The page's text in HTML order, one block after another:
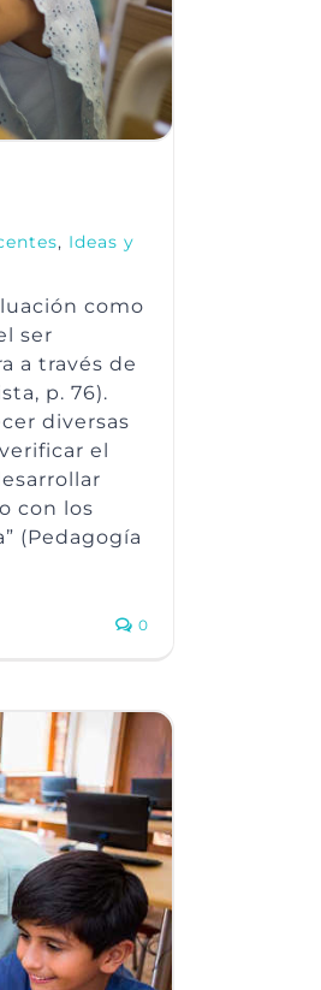
, Ideas y
como
ser
a través de
p. 76).
diversas
el
con los
(Pedagogía
0